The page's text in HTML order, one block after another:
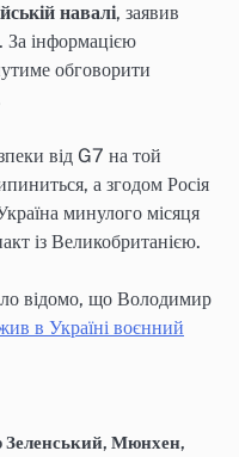
навалі, заявив
За інформацією
обговорити
від G7 на той
а згодом Росія
минулого місяця
із Великобританією.
відомо, що Володимир
в Україні воєнний
, Мюнхен,